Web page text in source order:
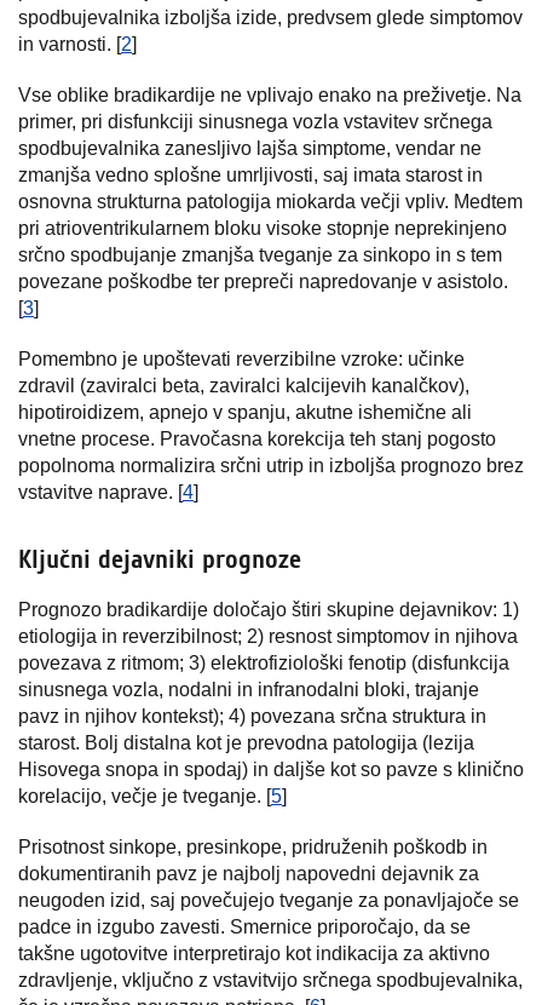
spodbujevalnika izboljša izide, predvsem glede simptomov
in varnosti. [2]
Vse oblike bradikardije ne vplivajo enako na preživetje. Na
primer, pri disfunkciji sinusnega vozla vstavitev srčnega
spodbujevalnika zanesljivo lajša simptome, vendar ne
zmanjša vedno splošne umrljivosti, saj imata starost in
osnovna strukturna patologija miokarda večji vpliv. Medtem
pri atrioventrikularnem bloku visoke stopnje neprekinjeno
srčno spodbujanje zmanjša tveganje za sinkopo in s tem
povezane poškodbe ter prepreči napredovanje v asistolo.
[3]
Pomembno je upoštevati reverzibilne vzroke: učinke
zdravil (zaviralci beta, zaviralci kalcijevih kanalčkov),
hipotiroidizem, apnejo v spanju, akutne ishemične ali
vnetne procese. Pravočasna korekcija teh stanj pogosto
popolnoma normalizira srčni utrip in izboljša prognozo brez
vstavitve naprave. [4]
Ključni dejavniki prognoze
Prognozo bradikardije določajo štiri skupine dejavnikov: 1)
etiologija in reverzibilnost; 2) resnost simptomov in njihova
povezava z ritmom; 3) elektrofiziološki fenotip (disfunkcija
sinusnega vozla, nodalni in infranodalni bloki, trajanje
pavz in njihov kontekst); 4) povezana srčna struktura in
starost. Bolj distalna kot je prevodna patologija (lezija
Hisovega snopa in spodaj) in daljše kot so pavze s klinično
korelacijo, večje je tveganje. [5]
Prisotnost sinkope, presinkope, pridruženih poškodb in
dokumentiranih pavz je najbolj napovedni dejavnik za
neugoden izid, saj povečujejo tveganje za ponavljajoče se
padce in izgubo zavesti. Smernice priporočajo, da se
takšne ugotovitve interpretirajo kot indikacija za aktivno
zdravljenje, vključno z vstavitvijo srčnega spodbujevalnika,